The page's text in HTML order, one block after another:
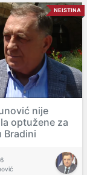
NEISTINA
nije
optužene za
Bradini